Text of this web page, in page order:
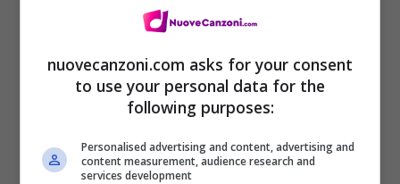
nuovecanzoni.com asks for your consent
to use your personal data for the
following purposes:
Personalised advertising and content, advertising and
content measurement, audience research and
services development